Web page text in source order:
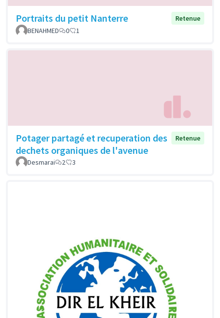
Portraits du petit Nanterre
Retenue
BENAHMED
0 1
Potager partagé et recuperation des
dechets organiques de l'avenue
Retenue
Desmarai 2 3